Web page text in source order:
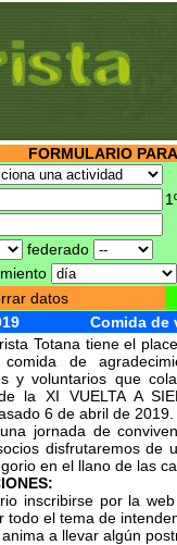
FORMULARIO
federado
datos
Comida de
Totana tiene el
comida de
y voluntarios que
la XI VUELTA A
6 de abril de 2019.
jornada de
disfrutaremos de
en el llano de las
inscribirse por la
todo el tema de
a llevar algún